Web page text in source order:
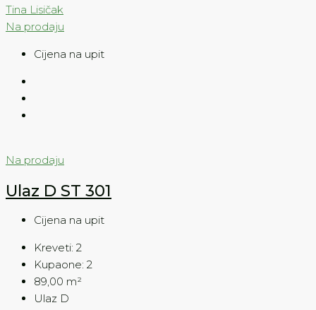
Tina Lisičak
Na prodaju
Cijena na upit
Na prodaju
Ulaz D ST 301
Cijena na upit
Kreveti: 2
Kupaone: 2
89,00 m²
Ulaz D